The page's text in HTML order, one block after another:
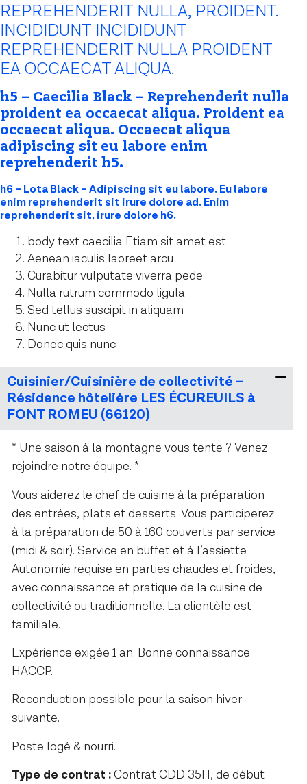
REPREHENDERIT NULLA, PROIDENT.
INCIDIDUNT INCIDIDUNT
REPREHENDERIT NULLA PROIDENT
EA OCCAECAT ALIQUA.
h5 – Caecilia Black – Reprehenderit nulla
proident ea occaecat aliqua. Proident ea
occaecat aliqua. Occaecat aliqua
adipiscing sit eu labore enim
reprehenderit h5.
h6 – Lota Black – Adipiscing sit eu labore. Eu labore
enim reprehenderit sit irure dolore ad. Enim
reprehenderit sit, irure dolore h6.
body text caecilia Etiam sit amet est
Aenean iaculis laoreet arcu
Curabitur vulputate viverra pede
Nulla rutrum commodo ligula
Sed tellus suscipit in aliquam
Nunc ut lectus
Donec quis nunc
Cuisinier/Cuisinière de collectivité –
Résidence hôtelière LES ÉCUREUILS à
FONT ROMEU (66120)
* Une saison à la montagne vous tente ? Venez
rejoindre notre équipe. *
Vous aiderez le chef de cuisine à la préparation
des entrées, plats et desserts. Vous participerez
à la préparation de 50 à 160 couverts par service
(midi & soir). Service en buffet et à l’assiette
Autonomie requise en parties chaudes et froides,
avec connaissance et pratique de la cuisine de
collectivité ou traditionnelle. La clientèle est
familiale.
Expérience exigée 1 an. Bonne connaissance
HACCP.
Reconduction possible pour la saison hiver
suivante.
Poste logé & nourri.
Type de contrat :Contrat CDD 35H, de début